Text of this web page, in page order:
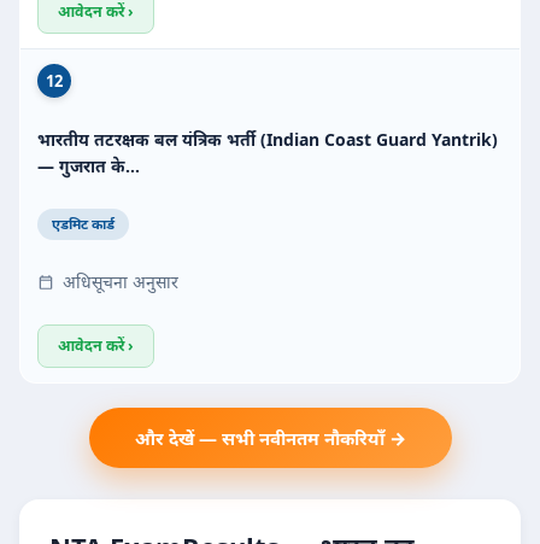
आवेदन करें ›
12
भारतीय तटरक्षक बल यंत्रिक भर्ती (Indian Coast Guard Yantrik)
— गुजरात के…
एडमिट कार्ड
अधिसूचना अनुसार
आवेदन करें ›
और देखें — सभी नवीनतम नौकरियाँ →